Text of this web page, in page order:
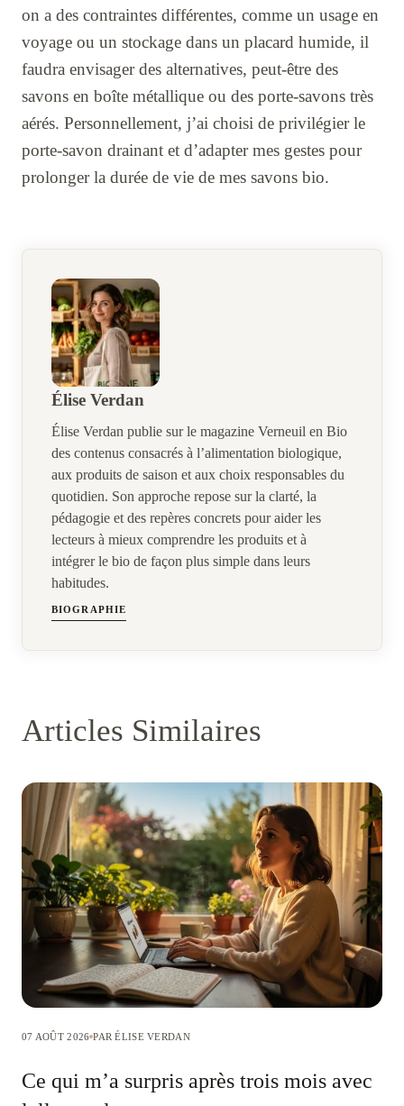
on a des contraintes différentes, comme un usage en
voyage ou un stockage dans un placard humide, il
faudra envisager des alternatives, peut-être des
savons en boîte métallique ou des porte-savons très
aérés. Personnellement, j’ai choisi de privilégier le
porte-savon drainant et d’adapter mes gestes pour
prolonger la durée de vie de mes savons bio.
Élise Verdan
Élise Verdan publie sur le magazine Verneuil en Bio
des contenus consacrés à l’alimentation biologique,
aux produits de saison et aux choix responsables du
quotidien. Son approche repose sur la clarté, la
pédagogie et des repères concrets pour aider les
lecteurs à mieux comprendre les produits et à
intégrer le bio de façon plus simple dans leurs
habitudes.
BIOGRAPHIE
Articles Similaires
07 AOÛT 2026 PAR ÉLISE VERDAN
Ce qui m’a surpris après trois mois avec